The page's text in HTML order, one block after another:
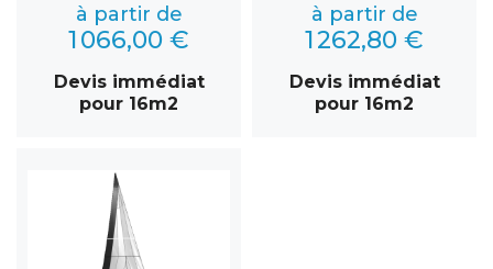
à partir de
1 066,00 €
Devis immédiat
pour 16m2
à partir de
1 262,80 €
Devis immédiat
pour 16m2